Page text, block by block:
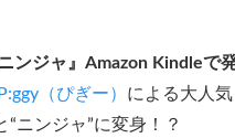
ンジャ』Amazon Kindleで
P:ggy（ぴぎー） による大人
ニンジャ”に変身！？